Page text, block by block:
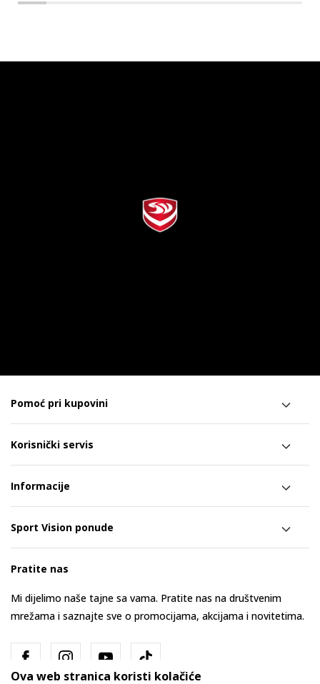
Pomoć pri kupovini
Korisnički servis
Informacije
Sport Vision ponude
Pratite nas
Mi dijelimo naše tajne sa vama. Pratite nas na društvenim
mrežama i saznajte sve o promocijama, akcijama i novitetima.
Ova web stranica koristi kolačiće